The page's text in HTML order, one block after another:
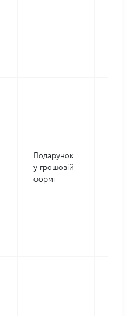
Подарунок
у грошовій
формі